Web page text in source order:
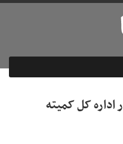
اداره کل کمیته